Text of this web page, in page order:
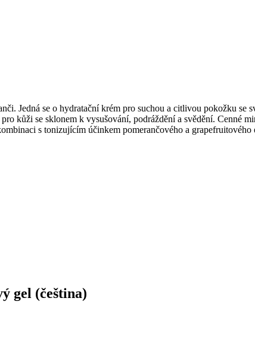
Jedná se o hydratační krém pro suchou a citlivou pokožku se
kůži se sklonem k vysušování, podráždění a svědění. Cenné
s tonizujícím účinkem pomerančového a
gel (čeština)